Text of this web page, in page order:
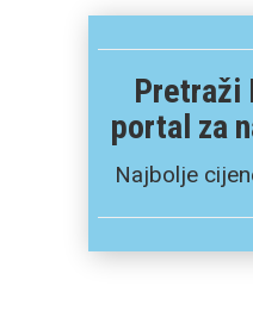
Pretraži
portal za
Najbolje